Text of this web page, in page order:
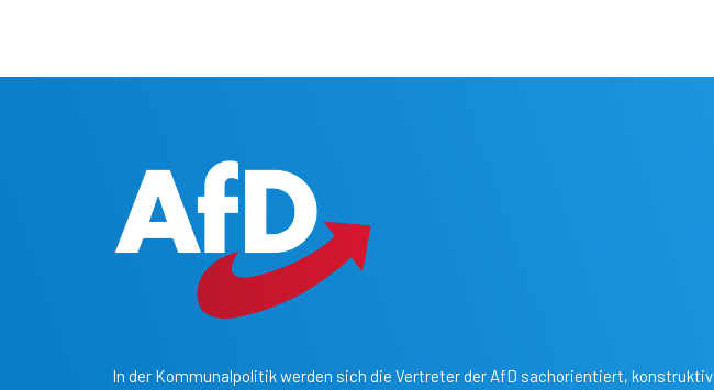
In der Kommunalpolitik werden sich die Vertreter der AfD sachorientiert, konstruktiv